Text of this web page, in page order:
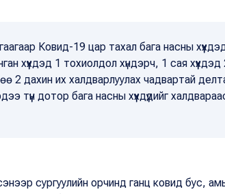
Ковид-19 цар тахал бага насны
хүүхдэд 1 тохиолдол хүндэрч, 1 сая
2 дахин их халдварлуулах чадвартай
түүн дотор бага насны хүүхдүүдийг
сургуулийн орчинд ганц ковид бус,